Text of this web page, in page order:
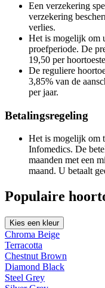
Een verzekering
verzekering
verlies.
Het is mogelijk om
proefperiode. De
19,50 per
De reguliere
3,85% van de
per jaar.
Betalingsregeling
Het is mogelijk om
Infomedics. De
maanden met een
maand. U betaalt
Populaire
Kies een kleur
Chroma Beige
Terracotta
Chestnut Brown
Diamond Black
Steel Grey